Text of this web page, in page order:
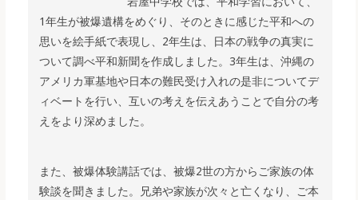
1年生が被爆遺構をめぐり、そのときに感じた平和への
思いを絵手紙で表現し、2年生は、日本の戦争の真実に
ついて調べ平和新聞を作成しました。3年生は、沖縄の
アメリカ軍基地や日本の難民受け入れの是非についてデ
ィベートを行い、互いの考えを伝えあうことで自分の考
えをより深めました。
また、被爆体験講話では、被爆2世の方からご家族の体
験談を聞きました。兄弟や家族が次々と亡くなり、ご本